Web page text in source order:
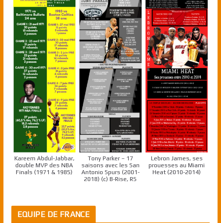
Kareem Abdul-Jabbar,
double MVP des NBA
Finals (1971 & 1985)
Tony Parker – 17
saisons avec les San
Antonio Spurs (2001-
2018) (c) B-Rise, RS
Lebron James, ses
prouesses au Miami
Heat (2010-2014)
EQUIPE DE FRANCE